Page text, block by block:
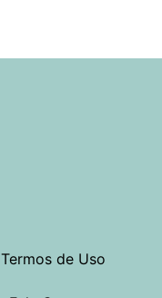
Termos de Uso